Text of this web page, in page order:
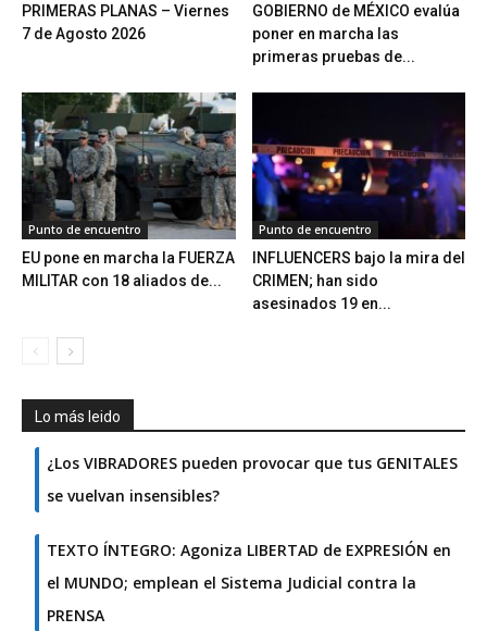
PRIMERAS PLANAS – Viernes
7 de Agosto 2026
GOBIERNO de MÉXICO evalúa
poner en marcha las
primeras pruebas de...
Punto de encuentro
EU pone en marcha la FUERZA
MILITAR con 18 aliados de...
Punto de encuentro
INFLUENCERS bajo la mira del
CRIMEN; han sido
asesinados 19 en...
Lo más leido
¿Los VIBRADORES pueden provocar que tus GENITALES
se vuelvan insensibles?
TEXTO ÍNTEGRO: Agoniza LIBERTAD de EXPRESIÓN en
el MUNDO; emplean el Sistema Judicial contra la
PRENSA